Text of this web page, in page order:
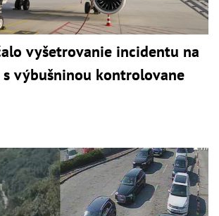
vyšetrovanie incidentu na
výbušninou kontrolovane